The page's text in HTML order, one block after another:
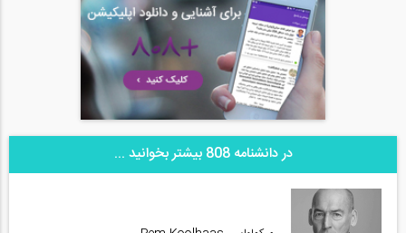
در دانشنامه 808 بیشتر بخوانید ...